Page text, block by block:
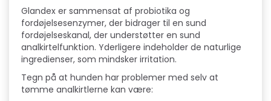
Glandex er sammensat af probiotika og
fordøjelsesenzymer, der bidrager til en sund
fordøjelseskanal, der understøtter en sund
analkirtelfunktion. Yderligere indeholder de naturlige
ingredienser, som mindsker irritation.
Tegn på at hunden har problemer med selv at
tømme analkirtlerne kan være: